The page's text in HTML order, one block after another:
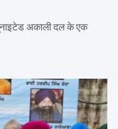
यूनाइटेड अकाली दल के एक